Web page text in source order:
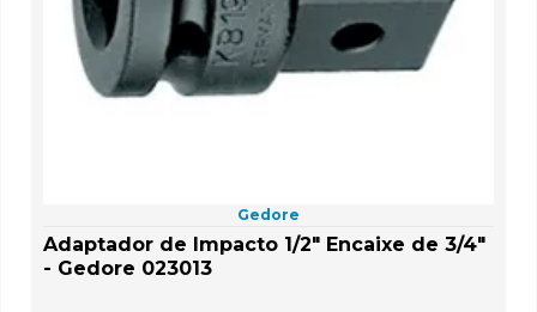
Gedore
Adaptador de Impacto 1/2" Encaixe de 3/4"
- Gedore 023013